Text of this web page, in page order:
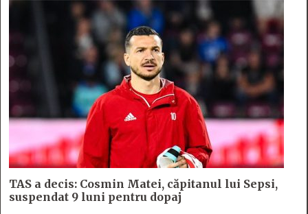
TAS a decis: Cosmin Matei, căpitanul lui Sepsi,
suspendat 9 luni pentru dopaj